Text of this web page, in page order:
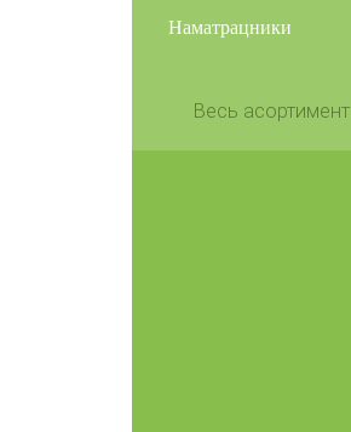
Наматрацники
Весь асортимент